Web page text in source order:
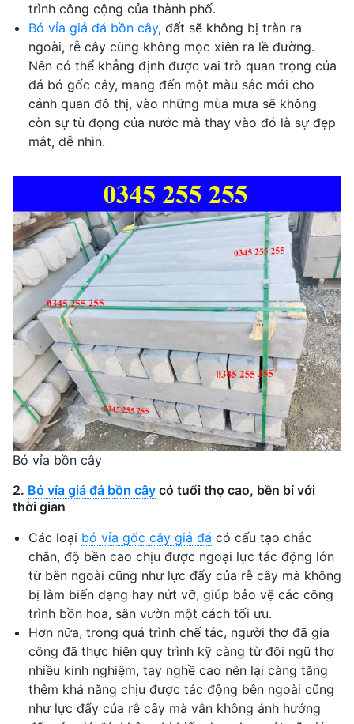
trình công cộng của thành phố.
Bó vỉa giả đá bồn cây, đất sẽ không bị tràn ra
ngoài, rễ cây cũng không mọc xiên ra lề đường.
Nên có thể khẳng định được vai trò quan trọng của
đá bó gốc cây, mang đến một màu sắc mới cho
cảnh quan đô thị, vào những mùa mưa sẽ không
còn sự tù đọng của nước mà thay vào đó là sự đẹp
mắt, dễ nhìn.
Bó vỉa bồn cây
2. Bó vỉa giả đá bồn cây có tuổi thọ cao, bền bỉ với
thời gian
Các loại bó vỉa gốc cây giả đá có cấu tạo chắc
chắn, độ bền cao chịu được ngoại lực tác động lớn
từ bên ngoài cũng như lực đẩy của rễ cây mà không
bị làm biến dạng hay nứt vỡ, giúp bảo vệ các công
trình bồn hoa, sân vườn một cách tối ưu.
Hơn nữa, trong quá trình chế tác, người thợ đã gia
công đã thực hiện quy trình kỹ càng từ đội ngũ thợ
nhiều kinh nghiệm, tay nghề cao nên lại càng tăng
thêm khả năng chịu được tác động bên ngoài cũng
như lực đẩy của rễ cây mà vẫn không ảnh hưởng